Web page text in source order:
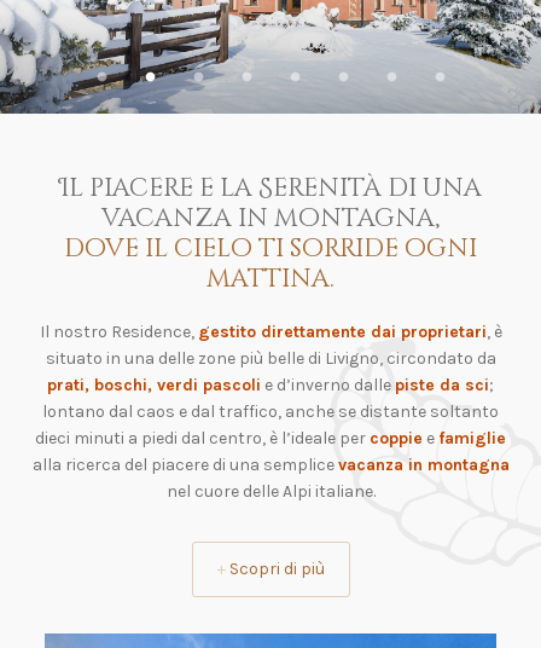
Il piacere e la Serenità di una
vacanza in montagna,
dove il cielo ti sorride ogni
mattina.
Il nostro Residence, gestito direttamente dai proprietari, è
situato in una delle zone più belle di Livigno, circondato da
prati, boschi, verdi pascoli e d’inverno dalle piste da sci;
lontano dal caos e dal traffico, anche se distante soltanto
dieci minuti a piedi dal centro, è l’ideale per coppie e famiglie
alla ricerca del piacere di una semplicevacanza in montagna
nel cuore delle Alpi italiane.
+Scopri di più